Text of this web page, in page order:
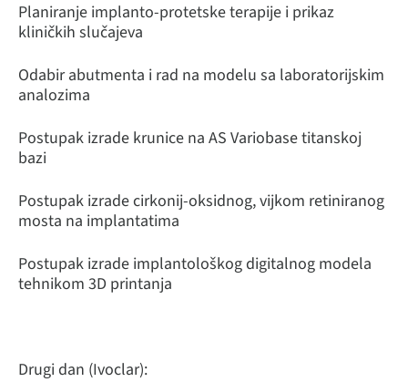
Planiranje implanto-protetske terapije i prikaz
kliničkih slučajeva
Odabir abutmenta i rad na modelu sa laboratorijskim
analozima
Postupak izrade krunice na AS Variobase titanskoj
bazi
Postupak izrade cirkonij-oksidnog, vijkom retiniranog
mosta na implantatima
Postupak izrade implantološkog digitalnog modela
tehnikom 3D printanja
Drugi dan (Ivoclar):